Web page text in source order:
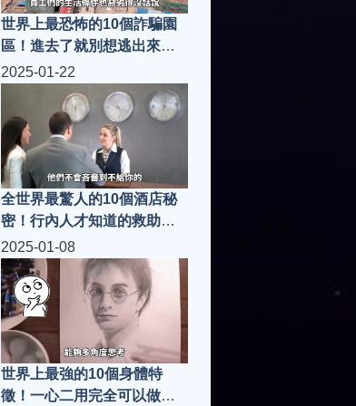
世界上最恐怖的10個詐騙園
區！進去了就別想逃出來，
第一名里女性都必須做這件
2025-01-22
全世界最驚人的10個酒店秘
密！行內人才知道的救助暗
語，浴室的排風口一定要仔
細檢查！
2025-01-08
世界上最強的10個身體特
徵！一心二用完全可以做